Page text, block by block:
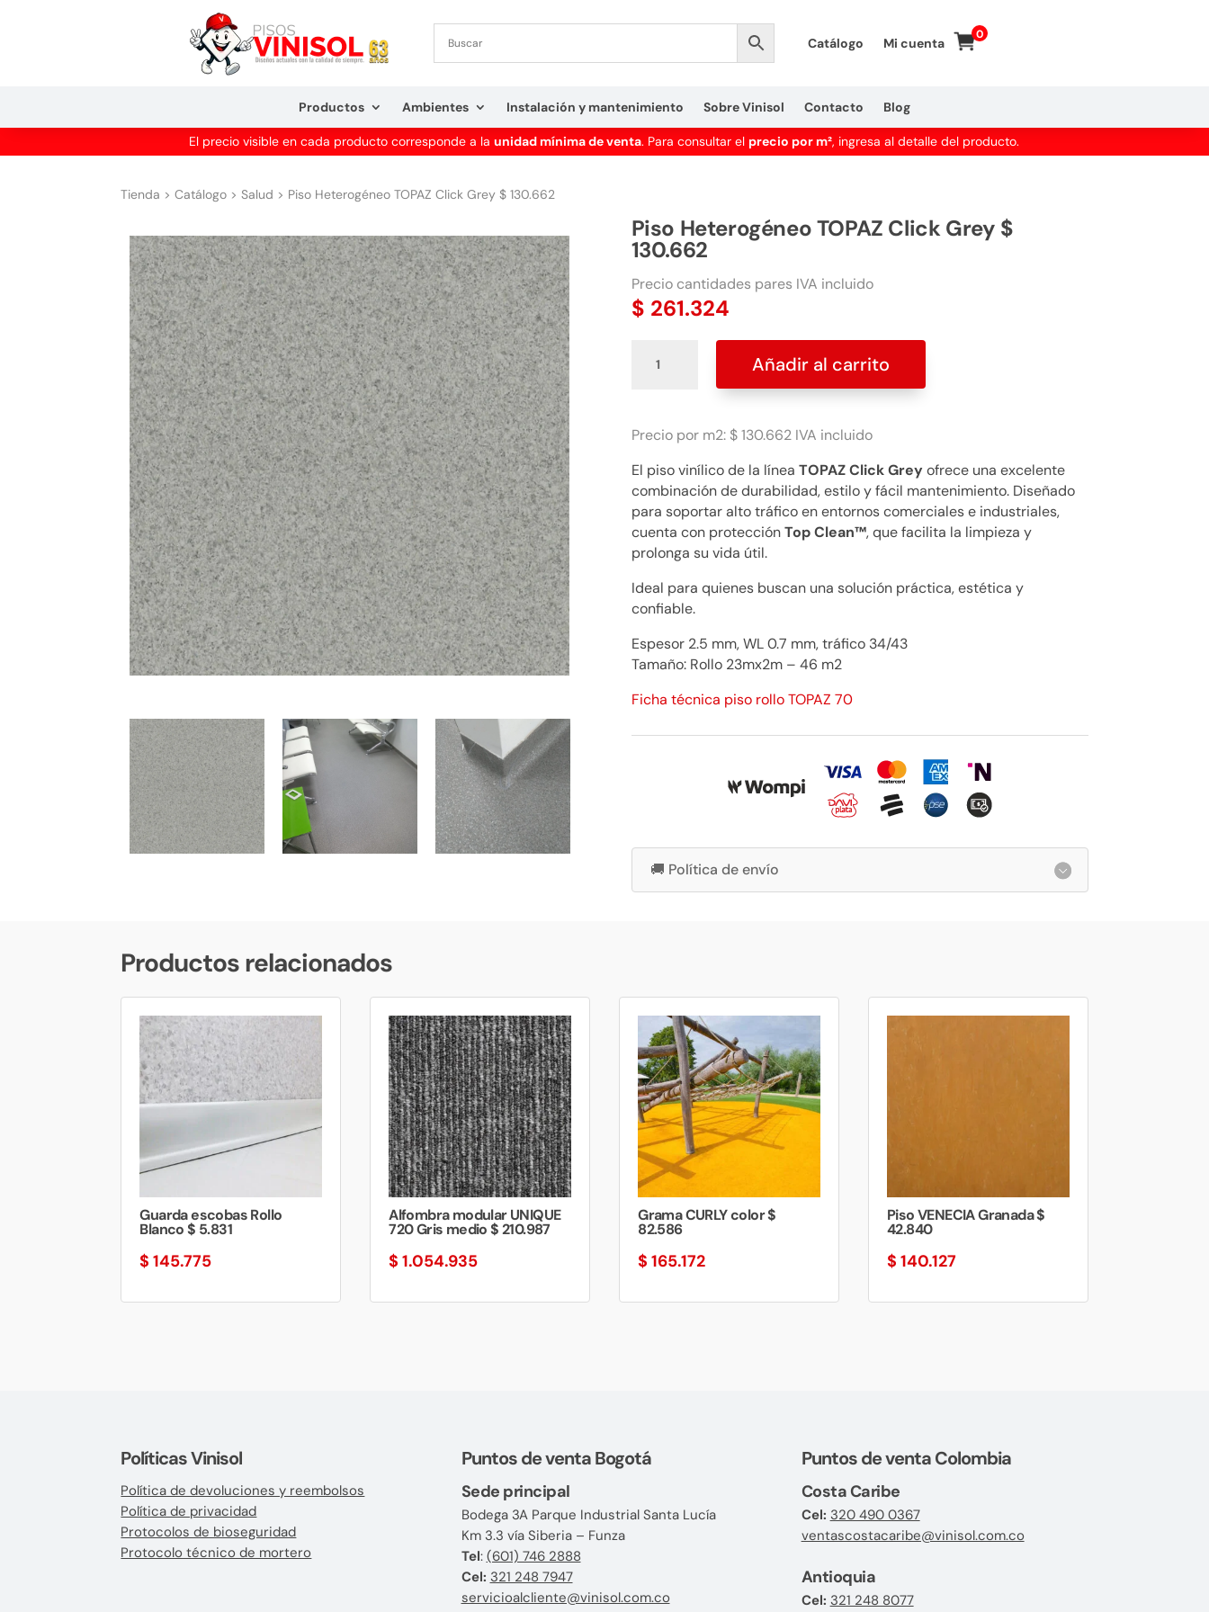
Catálogo Mi cuenta
0
Productos Ambientes Instalación y mantenimiento Sobre Vinisol Contacto Blog
El precio visible en cada producto corresponde a launidad mínima de venta. Para consultar el precio por m², ingresa al detalle del producto.
Tienda >Catálogo >Salud > Piso Heterogéneo TOPAZ Click Grey $ 130.662
Piso Heterogéneo TOPAZ Click Grey $
130.662
Precio cantidades pares IVA incluido
$ 261.324
Heterogéneo
Grey
130.662
cantidad
Añadir al carrito
Precio por m2: $ 130.662 IVA incluido
El piso vinílico de la línea TOPAZ Click Grey ofrece una excelente
combinación de durabilidad, estilo y fácil mantenimiento. Diseñado
para soportar alto tráfico en entornos comerciales e industriales,
cuenta con protecciónTop Clean™, que facilita la limpieza y
prolonga su vida útil.
Ideal para quienes buscan una solución práctica, estética y
confiable.
Espesor 2.5 mm, WL 0.7 mm, tráfico 34/43
Tamaño: Rollo 23mx2m – 46 m2
Ficha técnica piso rollo TOPAZ 70
🚚 Política de envío
Productos relacionados
Guarda escobas Rollo
Blanco $ 5.831
$ 145.775
Alfombra modular UNIQUE
720 Gris medio $ 210.987
$ 1.054.935
Grama CURLY color $
82.586
$ 165.172
Piso VENECIA Granada $
42.840
$ 140.127
Políticas Vinisol
Política de devoluciones y reembolsos
Política de privacidad
Protocolos de bioseguridad
Protocolo técnico de mortero
Puntos de venta Bogotá
Sede principal
Bodega 3A Parque Industrial Santa Lucía
Km 3.3 vía Siberia – Funza
Tel: (601) 746 2888
Cel: 321 248 7947
servicioalcliente@vinisol.com.co
Puntos de venta Colombia
Costa Caribe
Cel: 320 490 0367
ventascostacaribe@vinisol.com.co
Antioquia
Cel: 321 248 8077